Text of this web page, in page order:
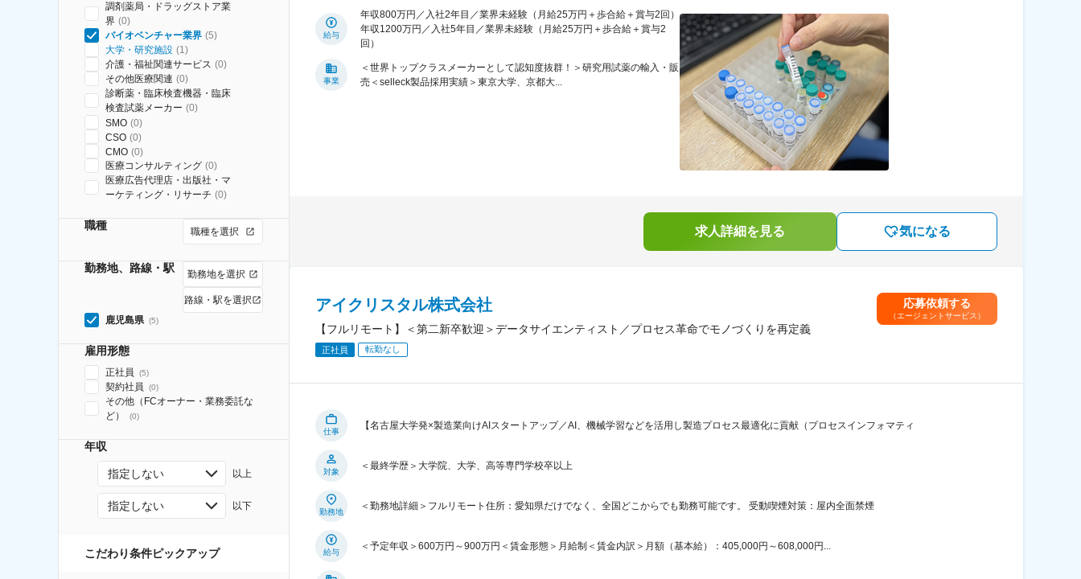
調剤薬局・ドラッグストア業
界 (0)
バイオベンチャー業界 (5)
大学・研究施設 (1)
介護・福祉関連サービス (0)
その他医療関連 (0)
診断薬・臨床検査機器・臨床
検査試薬メーカー (0)
SMO (0)
CSO (0)
CMO (0)
医療コンサルティング (0)
医療広告代理店・出版社・マ
ーケティング・リサーチ (0)
職種 職種を選択
勤務地、路線・駅 勤務地を選択
路線・駅を選択
鹿児島県 (5)
雇用形態
正社員 (5)
契約社員 (0)
その他（FCオーナー・業務委託な
ど）
(0)
年収
指定しない 以上
指定しない 以下
こだわり条件ピックアップ
給与
年収800万円／入社2年目／業界未経験（月給25万円＋歩合給＋賞与2回）
年収1200万円／入社5年目／業界未経験（月給25万円＋歩合給＋賞与2
回）
事業
＜世界トップクラスメーカーとして認知度抜群！＞研究用試薬の輸入・販
売＜selleck製品採用実績＞東京大学、京都大...
求人詳細を見る 気になる
アイクリスタル株式会社
【フルリモート】＜第二新卒歓迎＞データサイエンティスト／プロセス革命でモノづくりを再定義
正社員 転勤なし
応募依頼する
（エージェントサービス）
仕事
【名古屋大学発×製造業向けAIスタートアップ／AI、機械学習などを活用し製造プロセス最適化に貢献（プロセスインフォマティ
対象
＜最終学歴＞大学院、大学、高等専門学校卒以上
勤務地
＜勤務地詳細＞フルリモート住所：愛知県だけでなく、全国どこからでも勤務可能です。 受動喫煙対策：屋内全面禁煙
給与
＜予定年収＞600万円～900万円＜賃金形態＞月給制＜賃金内訳＞月額（基本給）：405,000円～608,000円...